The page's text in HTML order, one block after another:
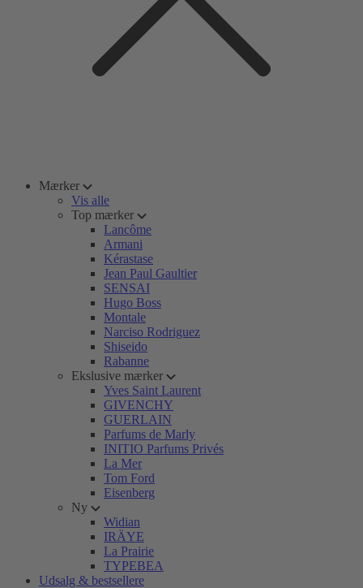
Mærker
Vis alle
Top mærker
Lancôme
Armani
Kérastase
Jean Paul Gaultier
SENSAI
Hugo Boss
Montale
Narciso Rodriguez
Shiseido
Rabanne
Ekslusive mærker
Yves Saint Laurent
GIVENCHY
GUERLAIN
Parfums de Marly
INITIO Parfums Privés
La Mer
Tom Ford
Eisenberg
Ny
Widian
IRÄYE
La Prairie
TYPEBEA
Udsalg & bestsellere